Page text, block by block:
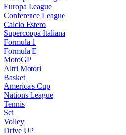
Europa League
Conference League
Calcio Estero
Supercoppa Italiana
Formula 1
Formula E
MotoGP
Altri Motori
Basket
America's Cup
Nations League
Tennis
Sci
Volley
Drive UP